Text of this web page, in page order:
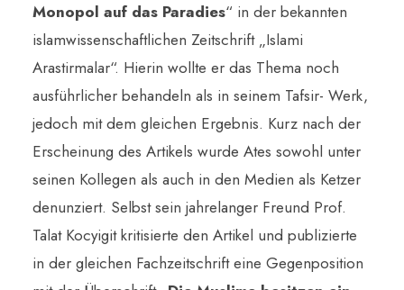
Monopol auf das Paradies“ in der bekannten
islamwissenschaftlichen Zeitschrift „Islami
Arastirmalar“. Hierin wollte er das Thema noch
ausführlicher behandeln als in seinem Tafsir- Werk,
jedoch mit dem gleichen Ergebnis. Kurz nach der
Erscheinung des Artikels wurde Ates sowohl unter
seinen Kollegen als auch in den Medien als Ketzer
denunziert. Selbst sein jahrelanger Freund Prof.
Talat Kocyigit kritisierte den Artikel und publizierte
in der gleichen Fachzeitschrift eine Gegenposition